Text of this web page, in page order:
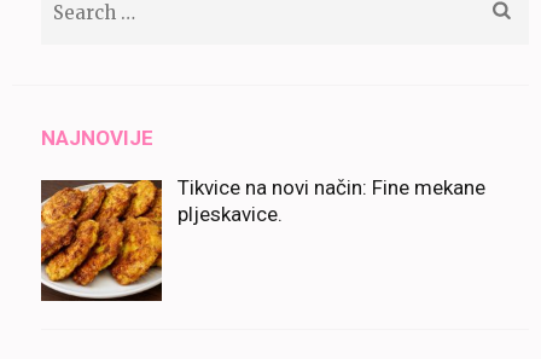
NAJNOVIJE
Tikvice na novi način: Fine mekane
pljeskavice.